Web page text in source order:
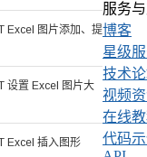
Excel 图片添加、提
设置 Excel 图片大
Excel 插入图形
服务
博客
星级
技术
视频
在线
代码示